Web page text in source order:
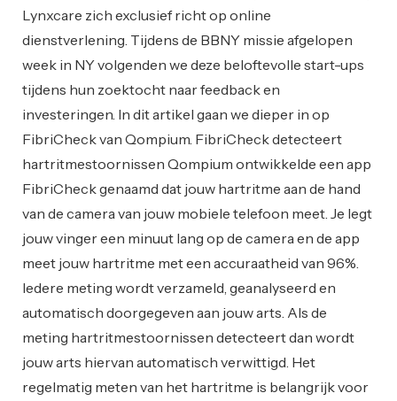
Lynxcare zich exclusief richt op online
dienstverlening. Tijdens de BBNY missie afgelopen
week in NY volgenden we deze beloftevolle start-ups
tijdens hun zoektocht naar feedback en
investeringen. In dit artikel gaan we dieper in op
FibriCheck van Qompium. FibriCheck detecteert
hartritmestoornissen Qompium ontwikkelde een app
FibriCheck genaamd dat jouw hartritme aan de hand
van de camera van jouw mobiele telefoon meet. Je legt
jouw vinger een minuut lang op de camera en de app
meet jouw hartritme met een accuraatheid van 96%.
Iedere meting wordt verzameld, geanalyseerd en
automatisch doorgegeven aan jouw arts. Als de
meting hartritmestoornissen detecteert dan wordt
jouw arts hiervan automatisch verwittigd. Het
regelmatig meten van het hartritme is belangrijk voor